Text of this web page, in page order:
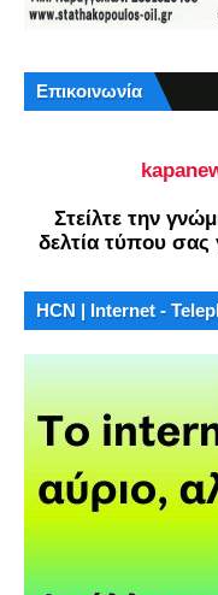
Επικοινωνία
Στείλτε την
δελτία τύπου σας
HCN | Internet -